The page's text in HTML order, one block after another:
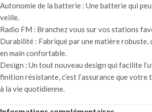
Autonomie de la batterie : Une batterie qui
veille.
Radio FM : Branchez vous sur vos stations
Durabilité : Fabriqué par une matière robuste,
en main confortable.
Design : Un tout nouveau design qui facilite
finition résistante, c’est l’assurance que votre
à la vie quotidienne.